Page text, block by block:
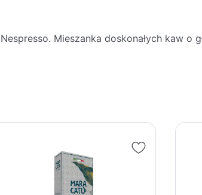
Mieszanka doskonałych kaw o